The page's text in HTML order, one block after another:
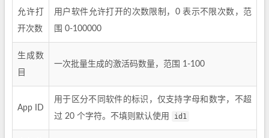
允许打
开次数
用户软件允许打开的次数限制，0 表示不限次数，范
围 0-100000
生成数
目
一次批量生成的激活码数量，范围 1-100
App ID
用于区分不同软件的标识，仅支持字母和数字，不超
过 20 个字符。不填则默认使用
id1